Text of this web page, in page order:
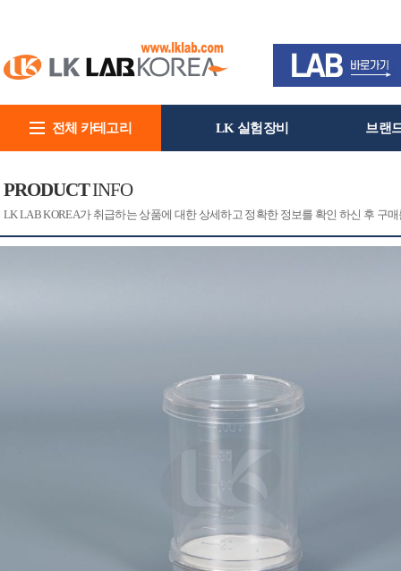
전체 카테고리 LK 실험장비 브랜
PRODUCTINFO
LK LAB KOREA가 취급하는 상품에 대한 상세하고 정확한 정보를 확인 하신 후 구